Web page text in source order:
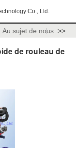
Co., Ltd.
Au sujet de nous >>
de rouleau de